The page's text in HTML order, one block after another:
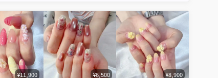
¥11,900 ¥6,500 ¥8,900